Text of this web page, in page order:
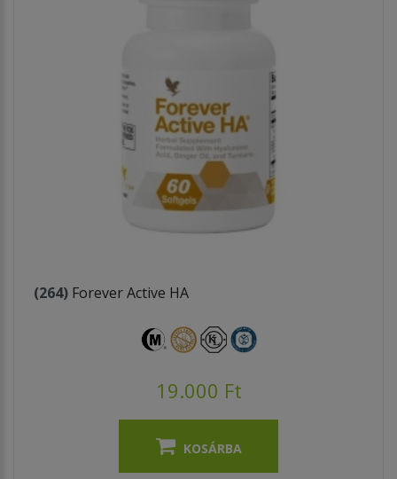
(264) Forever Active HA
19.000 Ft
KOSÁRBA